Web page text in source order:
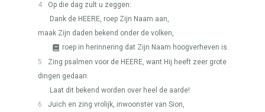
4
Op die dag zult u zeggen:
Dank de HEERE, roep Zijn Naam aan,
maak Zijn daden bekend onder de volken,
roep in herinnering dat Zijn Naam hoogverheven is.
5
Zing psalmen voor de HEERE, want Hij heeft zeer grote
dingen gedaan.
Laat dit bekend worden over heel de aarde!
6
Juich en zing vrolijk, inwoonster van Sion,